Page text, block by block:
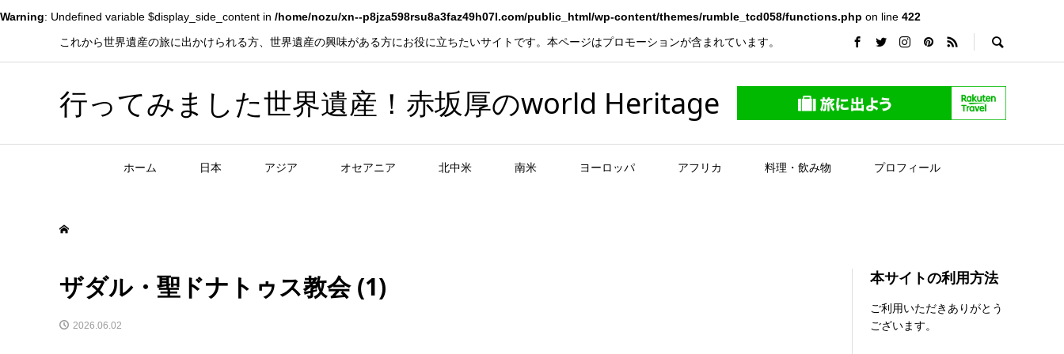
Warning: Undefined variable $display_side_content in /home/nozu/xn--p8jza598rsu8a3faz49h07l.com/public_html/wp-content/themes/rumble_tcd058/functions.php on line 422
これから世界遺産の旅に出かけられる方、世界遺産の興味がある方にお役に立ちたいサイトです。本ページはプロモーションが含まれています。
行ってみました世界遺産！赤坂厚のworld Heritage
ホーム 日本 アジア オセアニア 北中米 南米 ヨーロッパ アフリカ 料理・飲み物 プロフィール
ザダル・聖ドナトゥス教会 (1)
2026.06.02
本サイトの利用方法
ご利用いただきありがとう
ございます。